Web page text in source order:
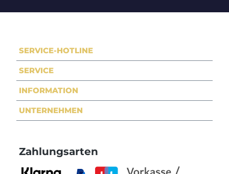
SERVICE-HOTLINE
SERVICE
INFORMATION
UNTERNEHMEN
Zahlungsarten